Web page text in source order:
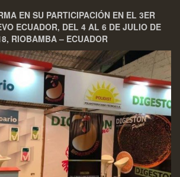
EN SU PARTICIPACIÓN EN EL 3ER
ECUADOR, DEL 4 AL 6 DE JULIO DE
RIOBAMBA – ECUADOR